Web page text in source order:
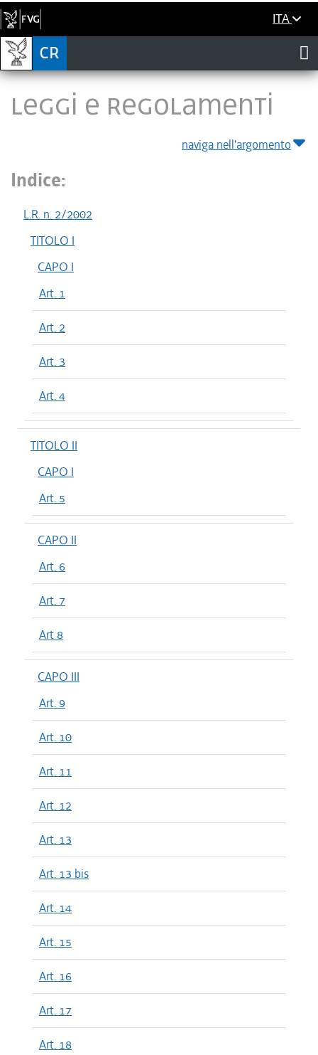
ITA
LEGGI E REGOLAMENTI
naviga nell'argomento
Indice:
L.R. n. 2/2002
TITOLO I
CAPO I
Art. 1
Art. 2
Art. 3
Art. 4
TITOLO II
CAPO I
Art. 5
CAPO II
Art. 6
Art. 7
Art 8
CAPO III
Art. 9
Art. 10
Art. 11
Art. 12
Art. 13
Art. 13 bis
Art. 14
Art. 15
Art. 16
Art. 17
Art. 18